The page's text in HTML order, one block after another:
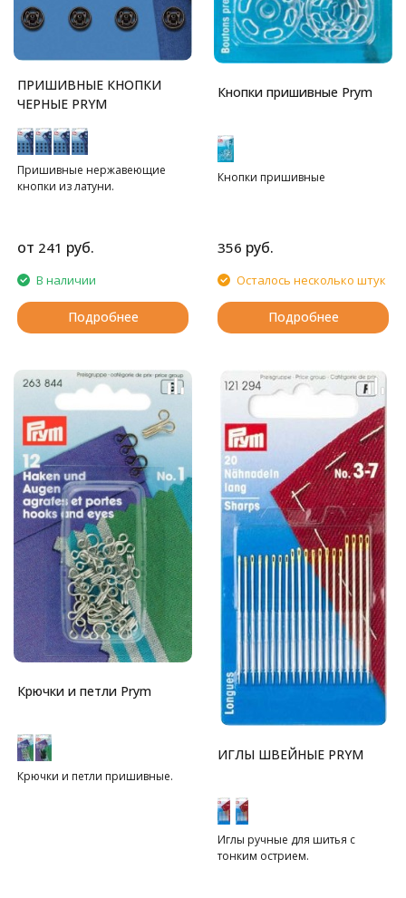
ПРИШИВНЫЕ КНОПКИ
ЧЕРНЫЕ PRYM
Пришивные нержавеющие
кнопки из латуни.
от 241 руб.
В наличии
Подробнее
Кнопки пришивные Prym
Кнопки пришивные
356 руб.
Осталось несколько штук
Подробнее
Крючки и петли Prym
Крючки и петли пришивные.
ИГЛЫ ШВЕЙНЫЕ PRYM
Иглы ручные для шитья с
тонким острием.